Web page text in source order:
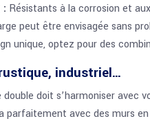
: Résistants à la corrosion et
peut être envisagée sans
unique, optez pour des
industriel…
doit s’harmoniser avec
parfaitement avec des murs